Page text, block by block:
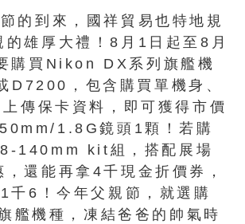
的到來，國祥貿易也特地規
的雄厚大禮！8月1日起至8月
購買Nikon DX系列旗艦機
D7200，包含購買單機身、
傳保卡資料，即可獲得市價
1.8G鏡頭1顆！若購
140mm kit組，搭配展場
還能再拿4千現金折價券，
千6！今年父親節，就選購
艦機種，凍結爸爸的帥氣時